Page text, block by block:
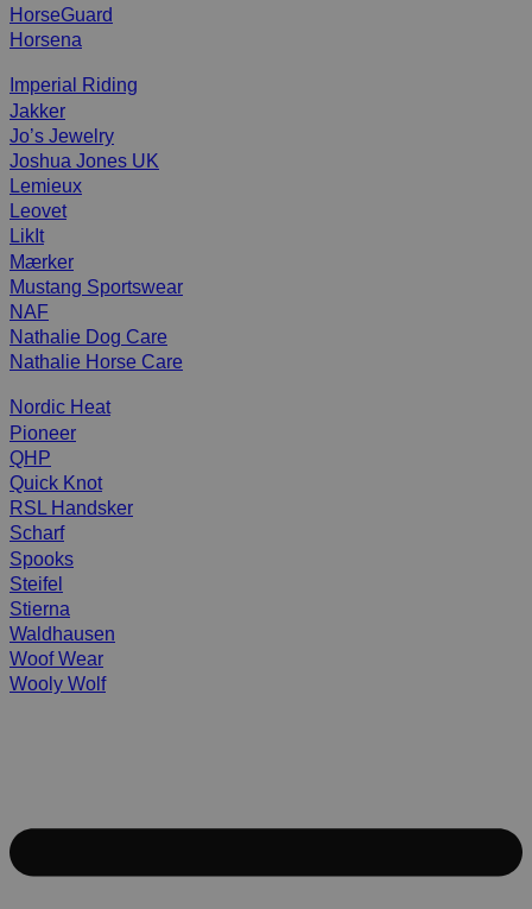
HorseGuard
Horsena
Imperial Riding
Jakker
Jo’s Jewelry
Joshua Jones UK
Lemieux
Leovet
LikIt
Mærker
Mustang Sportswear
NAF
Nathalie Dog Care
Nathalie Horse Care
Nordic Heat
Pioneer
QHP
Quick Knot
RSL Handsker
Scharf
Spooks
Steifel
Stierna
Waldhausen
Woof Wear
Wooly Wolf